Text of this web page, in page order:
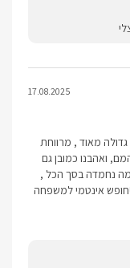
17.08.2025
מאוד , מרווחת
ואהבנו כמובן גם
נחמדה בסך הכל ,
אינטמי למשפחה